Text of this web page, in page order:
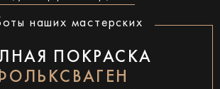
наших мастерских
ПОКРАСКА